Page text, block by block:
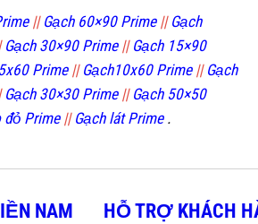
|| Gạch 60×90 Prime || Gạch
Gạch 30×90 Prime || Gạch 15×90
Prime || Gạch10x60 Prime || Gạch
Gạch 30×30 Prime || Gạch 50×50
đỏ Prime ||Gạch lát Prime.
NAM HỖ TRỢ KHÁCH